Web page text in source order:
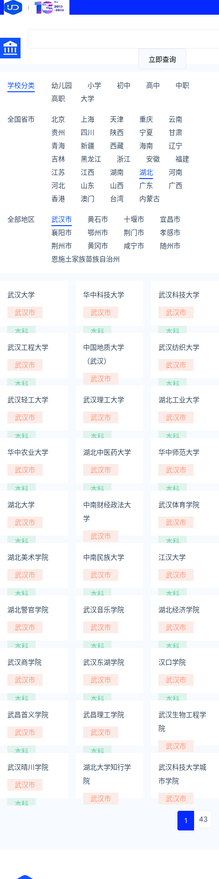
立即查询
学校分类 幼儿园 小学 初中 高中
中职
高职
大学
全国省市 北京 上海 天津 重庆
云南
贵州
四川 陕西 宁夏
甘肃
青海
新疆 西藏 海南
辽宁
吉林
黑龙江 浙江 安徽
福建
江苏
江西 湖南 湖北
河南
河北
山东 山西 广东
广西
香港
澳门 台湾 内蒙古
全部地区 武汉市 黄石市 十堰市
宜昌市
襄阳市
鄂州市 荆门市
孝感市
荆州市
黄冈市 咸宁市
随州市
恩施土家族苗族自治州
武汉大学
武汉市
本科
华中科技大学
武汉市
本科
武汉科技大学
武汉市
本科
武汉工程大学
武汉市
本科
中国地质大学
（武汉）
武汉市
本科
武汉纺织大学
武汉市
本科
武汉轻工大学
武汉市
本科
武汉理工大学
武汉市
本科
湖北工业大学
武汉市
本科
华中农业大学
武汉市
本科
湖北中医药大学
武汉市
本科
华中师范大学
武汉市
本科
湖北大学
武汉市
本科
中南财经政法大
学
武汉市
本科
武汉体育学院
武汉市
本科
湖北美术学院
武汉市
本科
中南民族大学
武汉市
本科
江汉大学
武汉市
本科
湖北警官学院
武汉市
本科
武汉音乐学院
武汉市
本科
湖北经济学院
武汉市
本科
武汉商学院
武汉市
本科
武汉东湖学院
武汉市
本科
汉口学院
武汉市
本科
武昌首义学院
武汉市
本科
武昌理工学院
武汉市
本科
武汉生物工程学
院
武汉市
本科
武汉晴川学院
武汉市
本科
湖北大学知行学
院
武汉市
武汉科技大学城
市学院
武汉市
1 43